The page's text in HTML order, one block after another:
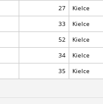
27 Kielce
33 Kielce
52 Kielce
34 Kielce
35 Kielce